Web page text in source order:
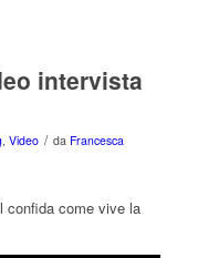
intervista
, Video / da Francesca
confida come vive la